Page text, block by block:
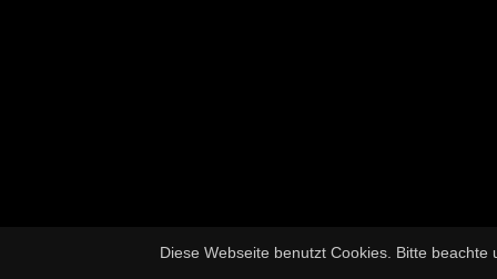
Diese Webseite benutzt Cookies. Bitte beachte